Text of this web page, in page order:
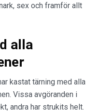
sex och framför allt
alla
kastat tärning med alla
Vissa avgöranden i
andra har strukits helt.